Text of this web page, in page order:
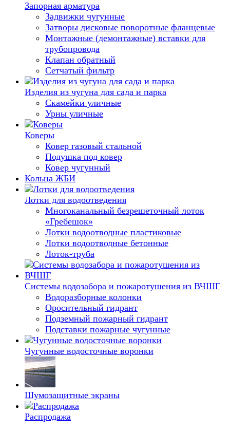
Запорная арматура
Задвижки чугунные
Затворы дисковые поворотные фланцевые
Монтажные (демонтажные) вставки для
трубопровода
Клапан обратный
Сетчатый фильтр
Изделия из чугуна для сада и парка
Скамейки уличные
Урны уличные
Коверы
Ковер газовый стальной
Подушка под ковер
Ковер чугунный
Кольца ЖБИ
Лотки для водоотведения
Многоканальный безрешеточный лоток
«Гребешок»
Лотки водоотводные пластиковые
Лотки водоотводные бетонные
Лоток-труба
Системы водозабора и пожаротушения из ВЧШГ
Водоразборные колонки
Оросительный гидрант
Подземный пожарный гидрант
Подставки пожарные чугунные
Чугунные водосточные воронки
Шумозащитные экраны
Распродажа